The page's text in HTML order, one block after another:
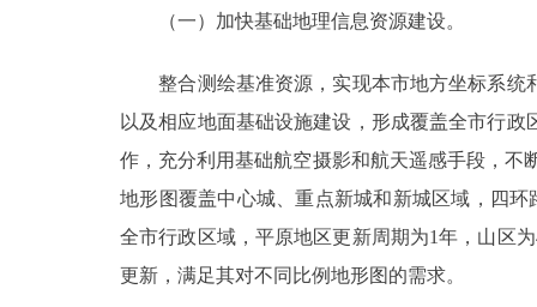
（一）加快基础地理信息资源建设。
整合测绘基准资源，实现本市地方坐标系统
以及相应地面基础设施建设，形成覆盖全市行
作，充分利用基础航空摄影和航天遥感手段，不
地形图覆盖中心城、重点新城和新城区域，四环
全市行政区域，平原地区更新周期为1年，山区
更新，满足其对不同比例地形图的需求。